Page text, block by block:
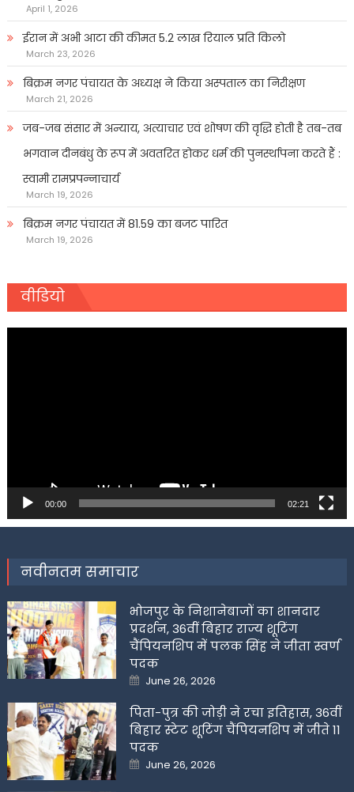
April 1, 2026
ईरान में अभी आटा की कीमत 5.2 लाख रियाल प्रति किलो
March 23, 2026
बिक्रम नगर पंचायत के अध्यक्ष ने किया अस्पताल का निरीक्षण
March 21, 2026
जब-जब संसार में अन्याय, अत्याचार एवं शोषण की वृद्धि होती है तब-तब
भगवान दीनबंधु के रूप में अवतरित होकर धर्म की पुनर्स्थापना करते हैं :
स्वामी रामप्रपन्नाचार्य
March 19, 2026
बिक्रम नगर पंचायत में 81.59 का बजट पारित
March 19, 2026
वीडियो
00:00 02:21
नवीनतम समाचार
भोजपुर के निशानेबाजों का शानदार
प्रदर्शन, 36वीं बिहार राज्य शूटिंग
चैंपियनशिप में पलक सिंह ने जीता स्वर्ण
पदक
Posted
on
June 26, 2026
पिता-पुत्र की जोड़ी ने रचा इतिहास, 36वीं
बिहार स्टेट शूटिंग चैंपियनशिप में जीते 11
पदक
Posted
on
June 26, 2026